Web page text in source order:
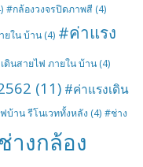
#กล้องวงจรปิดภาพสี (4)
ยใน บ้าน (4) #ค่าแรง
ดินสายไฟ ภายใน บ้าน (4)
(11) #ค่าแรงเดิน
บ้าน รีโนเวททั้งหลัง (4) #ช่าง
างกล้อง